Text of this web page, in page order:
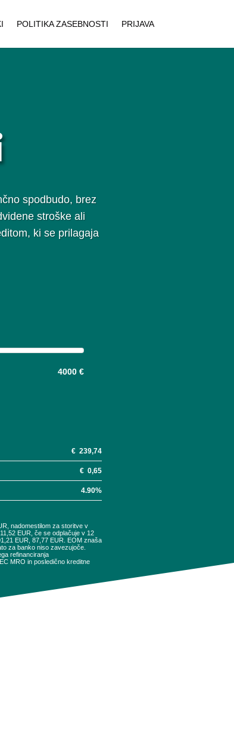
POLITIKA ZASEBNOSTI PRIJAVA
spodbudo, brez
stroške ali
ki se prilagaja
4000 €
€ 239,74
€ 0,65
4.90%
nadomestilom za storitve v
EUR, če se odplačuje v 12
EUR, 87,77 EUR. EOM znaša
za banko niso zavezujoče.
refinanciranja
MRO in posledično kreditne